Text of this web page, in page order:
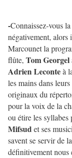
-Connaissez-vous
négativement, alors
Marcounet la
flûte, Tom Georgel
Adrien Leconteà
les mains dans
originaux du
pour la voix de la
ou étire les
Mifsudet ses
savent se servir de
définitivement nous